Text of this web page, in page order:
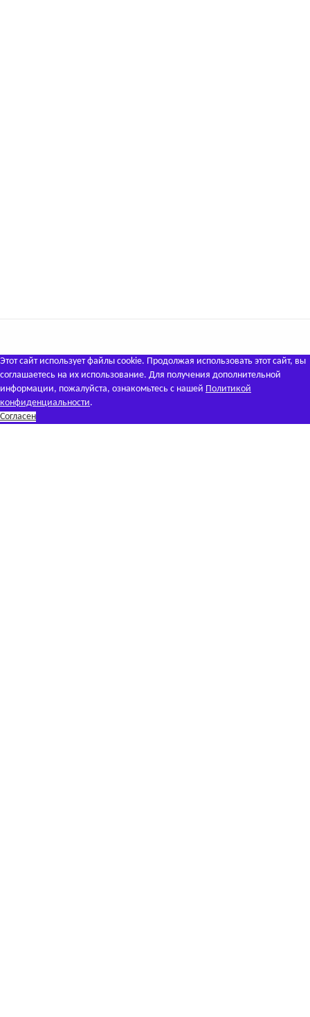
Этот сайт использует файлы cookie. Продолжая использовать этот сайт, вы
соглашаетесь на их использование. Для получения дополнительной
информации, пожалуйста, ознакомьтесь с нашей Политикой
конфиденциальности.
Согласен